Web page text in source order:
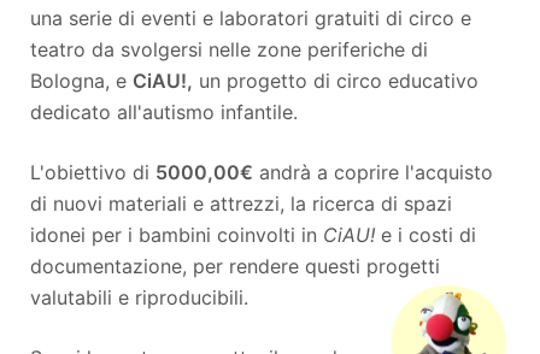
una serie di eventi e laboratori gratuiti di circo e
teatro da svolgersi nelle zone periferiche di
Bologna, e CiAU!, un progetto di circo educativo
dedicato all'autismo infantile.
L'obiettivo di 5000,00€ andrà a coprire l'acquisto
di nuovi materiali e attrezzi, la ricerca di spazi
idonei per i bambini coinvolti in CiAU! e i costi di
documentazione, per rendere questi progetti
valutabili e riproducibili.